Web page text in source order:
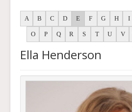
A B C D E F G H I
O P Q R S T U V
Ella Henderson